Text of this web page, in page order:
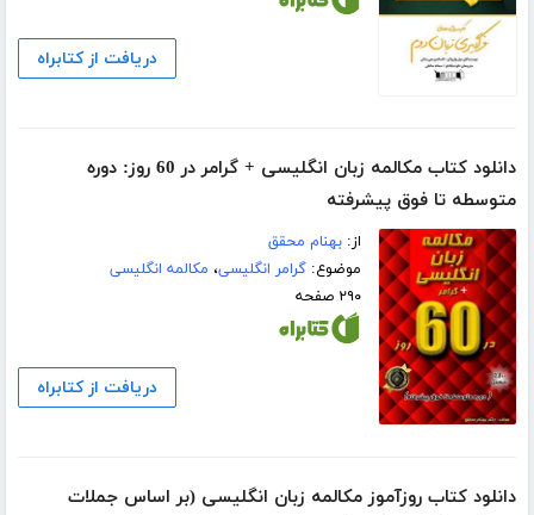
دریافت از کتابراه
دانلود کتاب مکالمه زبان انگلیسی + گرامر در 60 روز: دوره
متوسطه تا فوق پیشرفته
از:بهنام محقق
موضوع:گرامر انگلیسی، مکالمه انگلیسی
۲۹۰ صفحه
دریافت از کتابراه
دانلود کتاب روزآموز مکالمه زبان انگلیسی (بر اساس جملات